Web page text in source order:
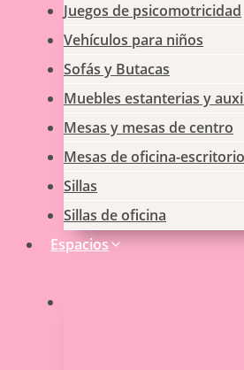
Juegos de psicomotricidad
Vehículos para niños
Sofás y Butacas
Muebles estanterias y
Mesas y mesas de centro
Mesas de oficina-escritorio
Sillas
Sillas de oficina
Espacios